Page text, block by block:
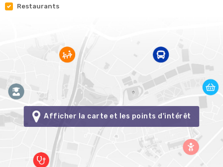
Restaurants
Afficher la carte et les points d'intérêt